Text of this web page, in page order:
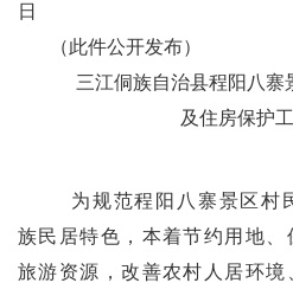
日
（此件公开发布）
三江侗族自治县程阳八寨
及住房保护
为规范程阳八寨景区村
族民居特色，本着节约用地
旅游资源，改善农村人居环境